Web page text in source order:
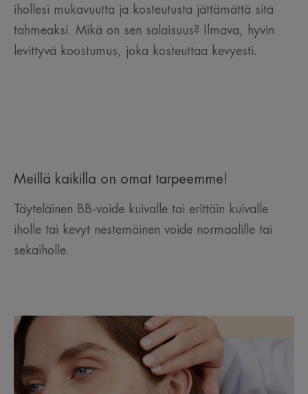
ihollesi mukavuutta ja kosteutusta jättämättä sitä
tahmeaksi. Mikä on sen salaisuus? Ilmava, hyvin
levittyvä koostumus, joka kosteuttaa kevyesti.
Meillä kaikilla on omat tarpeemme!
Täyteläinen BB-voide kuivalle tai erittäin kuivalle
iholle tai kevyt nestemäinen voide normaalille tai
sekaiholle.